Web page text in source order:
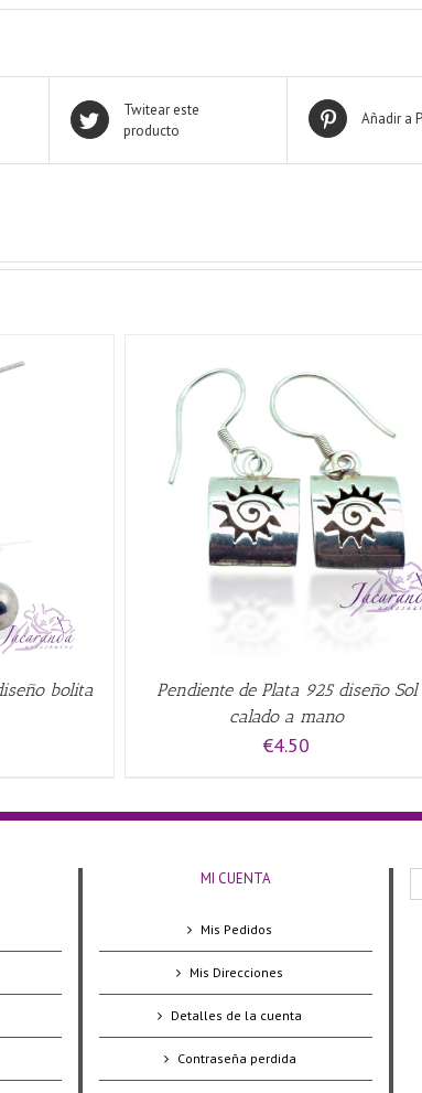
Twitear este
producto
Añadir a
bolita
Pendiente de Plata 925 diseño Sol
calado a mano
€4.50
AÑADIR AL CARRITO / QUICK VIEW
MI CUENTA
Mis Pedidos
Mis Direcciones
Detalles de la cuenta
Contraseña perdida